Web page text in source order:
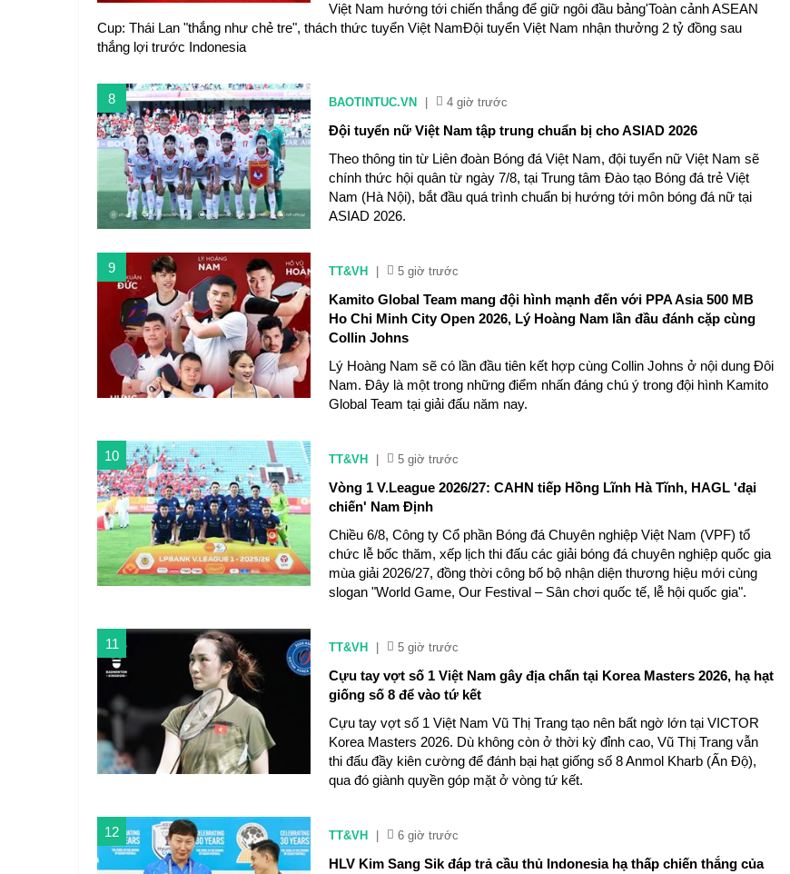
Việt Nam hướng tới chiến thắng để giữ ngôi đầu bảng'Toàn cảnh ASEAN
Cup: Thái Lan "thắng như chẻ tre", thách thức tuyển Việt NamĐội tuyển Việt Nam nhận thưởng 2 tỷ đồng sau
thắng lợi trước Indonesia
8 BAOTINTUC.VN 4 giờ trước
Đội tuyển nữ Việt Nam tập trung chuẩn bị cho ASIAD 2026
Theo thông tin từ Liên đoàn Bóng đá Việt Nam, đội tuyển nữ Việt Nam sẽ
chính thức hội quân từ ngày 7/8, tại Trung tâm Đào tạo Bóng đá trẻ Việt
Nam (Hà Nội), bắt đầu quá trình chuẩn bị hướng tới môn bóng đá nữ tại
ASIAD 2026.
9 TT&VH 5 giờ trước
Kamito Global Team mang đội hình mạnh đến với PPA Asia 500 MB
Ho Chi Minh City Open 2026, Lý Hoàng Nam lần đầu đánh cặp cùng
Collin Johns
Lý Hoàng Nam sẽ có lần đầu tiên kết hợp cùng Collin Johns ở nội dung Đôi
Nam. Đây là một trong những điểm nhấn đáng chú ý trong đội hình Kamito
Global Team tại giải đấu năm nay.
10 TT&VH 5 giờ trước
Vòng 1 V.League 2026/27: CAHN tiếp Hồng Lĩnh Hà Tĩnh, HAGL 'đại
chiến' Nam Định
Chiều 6/8, Công ty Cổ phần Bóng đá Chuyên nghiệp Việt Nam (VPF) tổ
chức lễ bốc thăm, xếp lịch thi đấu các giải bóng đá chuyên nghiệp quốc gia
mùa giải 2026/27, đồng thời công bố bộ nhận diện thương hiệu mới cùng
slogan "World Game, Our Festival – Sân chơi quốc tế, lễ hội quốc gia".
11 TT&VH 5 giờ trước
Cựu tay vợt số 1 Việt Nam gây địa chấn tại Korea Masters 2026, hạ hạt
giống số 8 để vào tứ kết
Cựu tay vợt số 1 Việt Nam Vũ Thị Trang tạo nên bất ngờ lớn tại VICTOR
Korea Masters 2026. Dù không còn ở thời kỳ đỉnh cao, Vũ Thị Trang vẫn
thi đấu đầy kiên cường để đánh bại hạt giống số 8 Anmol Kharb (Ấn Độ),
qua đó giành quyền góp mặt ở vòng tứ kết.
12 TT&VH 6 giờ trước
HLV Kim Sang Sik đáp trả cầu thủ Indonesia hạ thấp chiến thắng của